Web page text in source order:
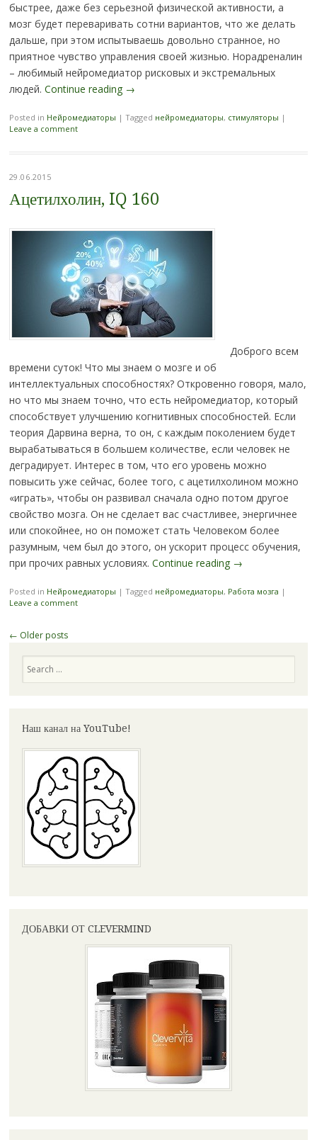
быстрее, даже без серьезной физической активности, а
мозг будет переваривать сотни вариантов, что же делать
дальше, при этом испытываешь довольно странное, но
приятное чувство управления своей жизнью. Норадреналин
– любимый нейромедиатор рисковых и экстремальных
людей. Continue reading →
Posted in Нейромедиаторы | Tagged нейромедиаторы, стимуляторы |
Leave a comment
29.06.2015
Ацетилхолин, IQ 160
Доброго всем
времени суток! Что мы знаем о мозге и об
интеллектуальных способностях? Откровенно говоря, мало,
но что мы знаем точно, что есть нейромедиатор, который
способствует улучшению когнитивных способностей. Если
теория Дарвина верна, то он, с каждым поколением будет
вырабатываться в большем количестве, если человек не
деградирует. Интерес в том, что его уровень можно
повысить уже сейчас, более того, с ацетилхолином можно
«играть», чтобы он развивал сначала одно потом другое
свойство мозга. Он не сделает вас счастливее, энергичнее
или спокойнее, но он поможет стать Человеком более
разумным, чем был до этого, он ускорит процесс обучения,
при прочих равных условиях. Continue reading →
Posted in Нейромедиаторы | Tagged нейромедиаторы, Работа мозга |
Leave a comment
Post
← Older posts
Наш канал на YouTube!
ДОБАВКИ ОТ CLEVERMIND